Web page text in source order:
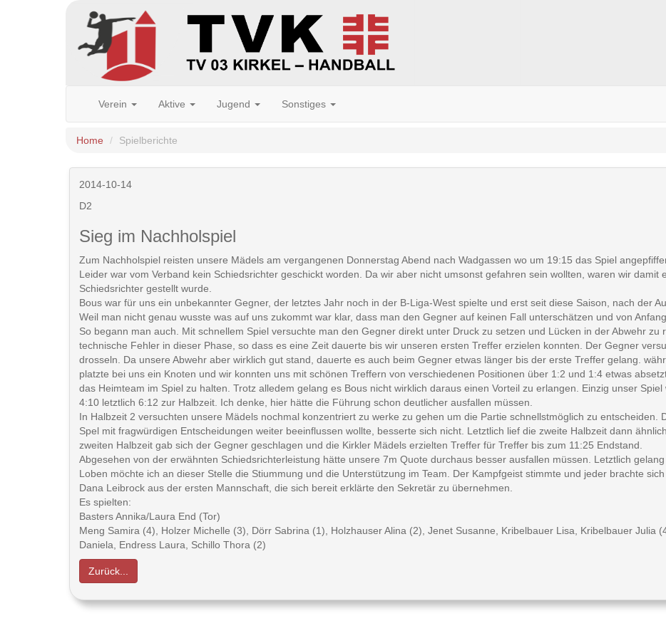
Verein Aktive Jugend Sonstiges
Home Spielberichte
2014-10-14
D2
Sieg im Nachholspiel
Zum Nachholspiel reisten unsere Mädels am vergangenen Donnerstag Abend nach Wadgassen wo um 19:15 das Spiel
Leider war vom Verband kein Schiedsrichter geschickt worden. Da wir aber nicht umsonst gefahren sein wollten, waren wir damit
Schiedsrichter gestellt wurde.
Bous war für uns ein unbekannter Gegner, der letztes Jahr noch in der B-Liga-West spielte und erst seit diese Saison, nach der
Weil man nicht genau wusste was auf uns zukommt war klar, dass man den Gegner auf keinen Fall unterschätzen und von
So begann man auch. Mit schnellem Spiel versuchte man den Gegner direkt unter Druck zu setzen und Lücken in der Abwehr zu
technische Fehler in dieser Phase, so dass es eine Zeit dauerte bis wir unseren ersten Treffer erzielen konnten. Der Gegner
drosseln. Da unsere Abwehr aber wirklich gut stand, dauerte es auch beim Gegner etwas länger bis der erste Treffer gelang.
platzte bei uns ein Knoten und wir konnten uns mit schönen Treffern von verschiedenen Positionen über 1:2 und 1:4 etwas
das Heimteam im Spiel zu halten. Trotz alledem gelang es Bous nicht wirklich daraus einen Vorteil zu erlangen. Einzig unser
4:10 letztlich 6:12 zur Halbzeit. Ich denke, hier hätte die Führung schon deutlicher ausfallen müssen.
In Halbzeit 2 versuchten unsere Mädels nochmal konzentriert zu werke zu gehen um die Partie schnellstmöglich zu entscheiden.
Spel mit fragwürdigen Entscheidungen weiter beeinflussen wollte, besserte sich nicht. Letztlich lief die zweite Halbzeit dann
zweiten Halbzeit gab sich der Gegner geschlagen und die Kirkler Mädels erzielten Treffer für Treffer bis zum 11:25 Endstand.
Abgesehen von der erwähnten Schiedsrichterleistung hätte unsere 7m Quote durchaus besser ausfallen müssen. Letztlich
Loben möchte ich an dieser Stelle die Stiummung und die Unterstützung im Team. Der Kampfgeist stimmte und jeder brachte
Dana Leibrock aus der ersten Mannschaft, die sich bereit erklärte den Sekretär zu übernehmen.
Es spielten:
Basters Annika/Laura End (Tor)
Meng Samira (4), Holzer Michelle (3), Dörr Sabrina (1), Holzhauser Alina (2), Jenet Susanne, Kribelbauer Lisa, Kribelbauer Julia
Daniela, Endress Laura, Schillo Thora (2)
Zurück...